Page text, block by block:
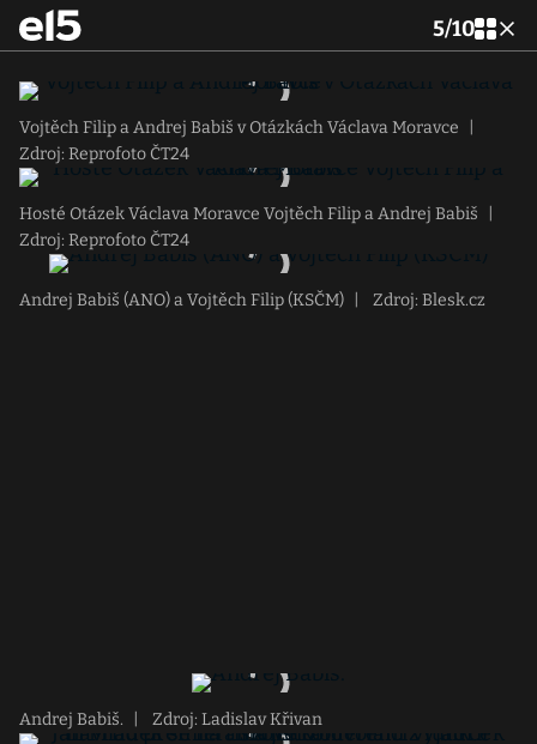
5/10
Vojtěch Filip a Andrej Babiš v Otázkách Václava Moravce
Zdroj: Reprofoto ČT24
Hosté Otázek Václava Moravce Vojtěch Filip a Andrej Babiš
Zdroj: Reprofoto ČT24
Andrej Babiš (ANO) a Vojtěch Filip (KSČM) Zdroj: Blesk.cz
Andrej Babiš. Zdroj: Ladislav Křivan